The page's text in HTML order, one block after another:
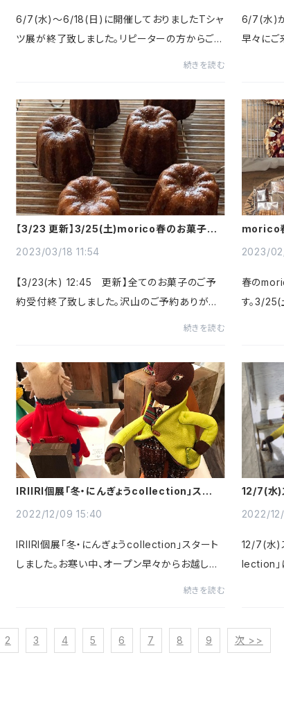
6/7(水)～6/18(日)に開催しておりましたTシャ
ツ展が終了致しました。リピーターの方からご新
しんで頂けてたら嬉しい限...
続きを読む
6/7(水)か
早々にご
思います
【3/23 更新】3/25(土)morico春のお菓子販
2023/03/18 11:54
【3/23(木) 12:45 更新】全てのお菓子のご予
約受付終了致しました。沢山のご予約ありがと
morico春のお菓子販売会メ...
続きを読む
morico
2023/
春の
す。3/
の開催に
IRIIRI個展「冬・にんぎょうcollection」スター
2022/12/09 15:40
IRIIRI個展「冬・にんぎょうcollection」スタート
しました。お寒い中、オープン早々からお越し頂
続きを読む
12/7(水)
2022/
12/7(水)
lection」
2 3 4 5 6 7 8 9 次 >>